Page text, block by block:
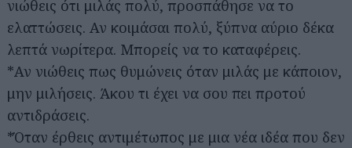
νιώθεις ότι μιλάς πολύ, προσπάθησε να το
ελαττώσεις. Αν κοιμάσαι πολύ, ξύπνα αύριο δέκα
λεπτά νωρίτερα. Μπορείς να το καταφέρεις.
*Αν νιώθεις πως θυμώνεις όταν μιλάς με κάποιον,
μην μιλήσεις. Άκου τι έχει να σου πει προτού
αντιδράσεις.
*Όταν έρθεις αντιμέτωπος με μια νέα ιδέα που δεν